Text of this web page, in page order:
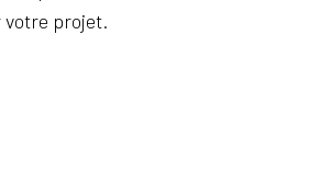
votre projet.